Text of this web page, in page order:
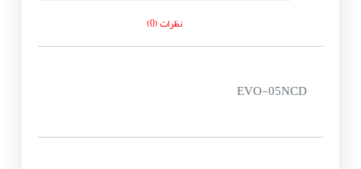
نظرات (0)
EVO-05NCD